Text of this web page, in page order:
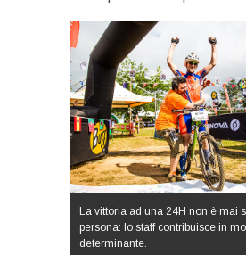
La vittoria ad una 24H non è mai
persona: lo staff contribuisce in
determinante.